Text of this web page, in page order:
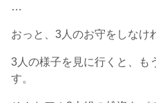
…
おっと、3人のお守をしなけ
3人の様子を見に行くと、も
す。